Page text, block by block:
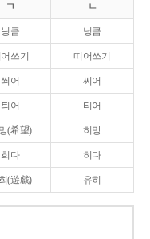
ㄱ ㄴ
닁큼 닝큼
쓰기 띠어쓰기
씌어 씨어
틔어 티어
(希望) 히망
희다 히다
(遊戱) 유히